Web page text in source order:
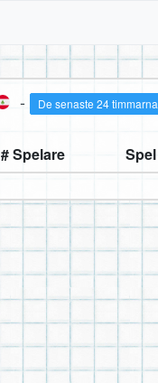
- De senaste 24 timmarna
# Spelare Spel